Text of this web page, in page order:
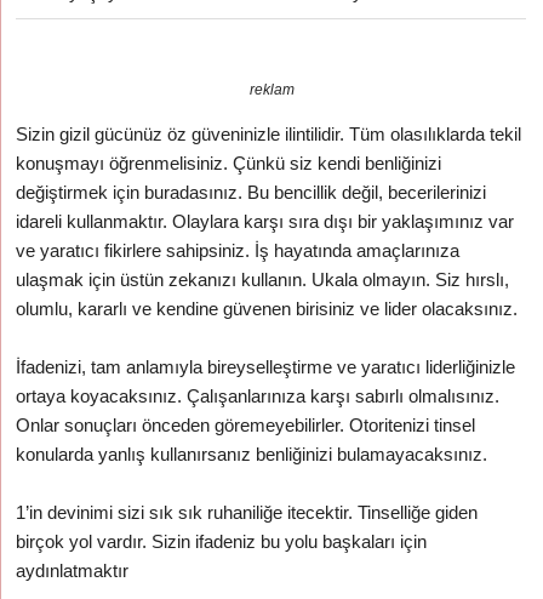
reklam
Sizin gizil gücünüz öz güveninizle ilintilidir. Tüm olasılıklarda tekil
konuşmayı öğrenmelisiniz. Çünkü siz kendi benliğinizi
değiştirmek için buradasınız. Bu bencillik değil, becerilerinizi
idareli kullanmaktır. Olaylara karşı sıra dışı bir yaklaşımınız var
ve yaratıcı fikirlere sahipsiniz. İş hayatında amaçlarınıza
ulaşmak için üstün zekanızı kullanın. Ukala olmayın. Siz hırslı,
olumlu, kararlı ve kendine güvenen birisiniz ve lider olacaksınız.
İfadenizi, tam anlamıyla bireyselleştirme ve yaratıcı liderliğinizle
ortaya koyacaksınız. Çalışanlarınıza karşı sabırlı olmalısınız.
Onlar sonuçları önceden göremeyebilirler. Otoritenizi tinsel
konularda yanlış kullanırsanız benliğinizi bulamayacaksınız.
1’in devinimi sizi sık sık ruhaniliğe itecektir. Tinselliğe giden
birçok yol vardır. Sizin ifadeniz bu yolu başkaları için
aydınlatmaktır